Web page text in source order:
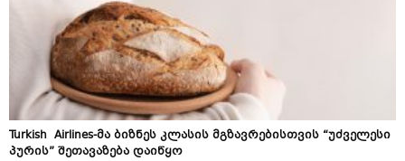
Turkish Airlines-მა ბიზნეს კლასის მგზავრებისთვის “უძველესი
პურის” შეთავაზება დაიწყო